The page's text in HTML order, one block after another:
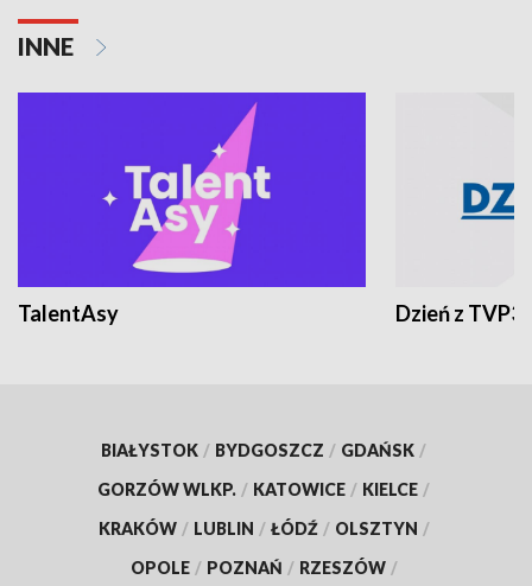
INNE
TalentAsy Dzień z TVP3
BIAŁYSTOK / BYDGOSZCZ / GDAŃSK /
GORZÓW WLKP. / KATOWICE / KIELCE /
KRAKÓW / LUBLIN / ŁÓDŹ / OLSZTYN /
OPOLE / POZNAŃ / RZESZÓW /